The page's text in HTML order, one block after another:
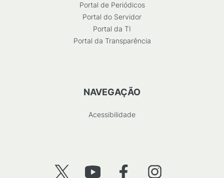
Portal de Periódicos
Portal do Servidor
Portal da TI
Portal da Transparência
NAVEGAÇÃO
Acessibilidade